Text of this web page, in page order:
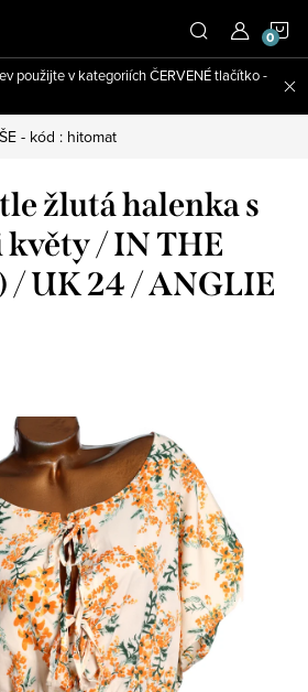
použijte v kategoriích ČERVENÉ tlačítko -
- kód : hitomat
žlutá halenka s
/ IN THE
/ UK 24 / ANGLIE